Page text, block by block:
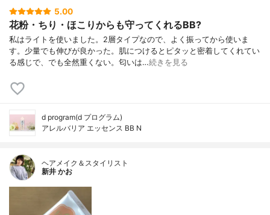
5.00
花粉・ちり・ほこりからも守ってくれるBB?
私はライトを使いました。2層タイプなので、よく振ってから使いま
す。少量でも伸びが良かった。肌につけるとピタッと密着してくれてい
る感じで、でも全然重くない。匂いは…続きを見る
d program(d プログラム)
アレルバリア エッセンス BB N
ヘアメイク＆スタイリスト
新井 かお